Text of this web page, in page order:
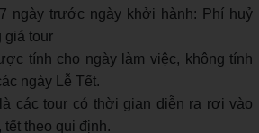
ngày trước ngày khởi hành: Phí huỷ
giá tour
tính cho ngày làm việc, không tính
ngày Lễ Tết.
các tour có thời gian diễn ra rơi vào
tết theo qui định.